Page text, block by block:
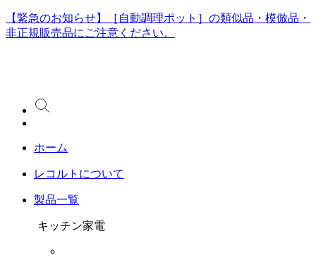
【緊急のお知らせ】［自動調理ポット］の類似品・模倣品・
非正規販売品にご注意ください。
ホーム
レコルトについて
製品一覧
キッチン家電